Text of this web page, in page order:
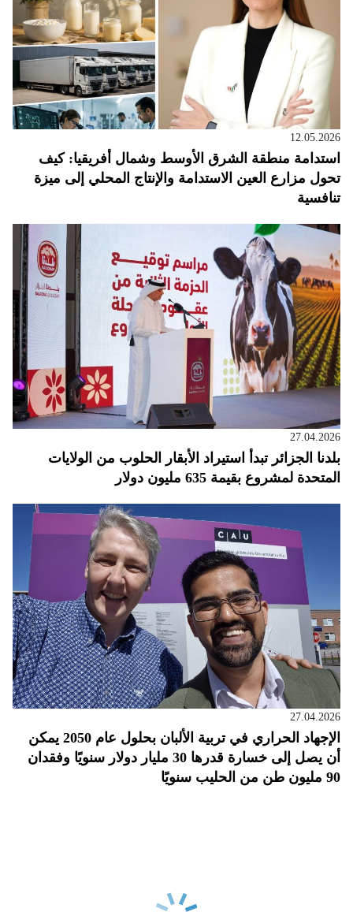
12.05.2026
استدامة منطقة الشرق الأوسط وشمال أفريقيا: كيف
تحول مزارع العين الاستدامة والإنتاج المحلي إلى ميزة
تنافسية
27.04.2026
بلدنا الجزائر تبدأ استيراد الأبقار الحلوب من الولايات
المتحدة لمشروع بقيمة 635 مليون دولار
27.04.2026
الإجهاد الحراري في تربية الألبان بحلول عام 2050 يمكن
أن يصل إلى خسارة قدرها 30 مليار دولار سنويًا وفقدان
90 مليون طن من الحليب سنويًا